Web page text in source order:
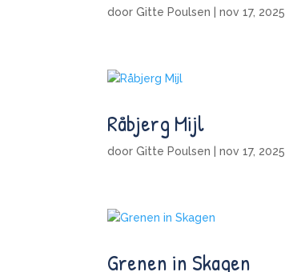
doorGitte Poulsen |nov 17, 2025
Råbjerg Mijl
doorGitte Poulsen |nov 17, 2025
Grenen in Skagen